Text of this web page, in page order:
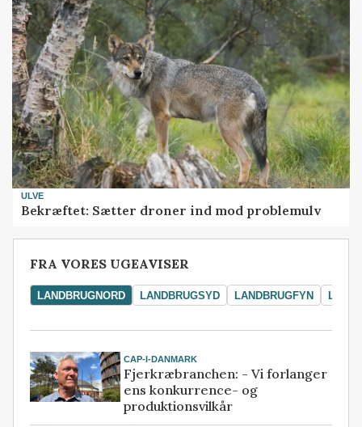
ULVE
Bekræftet: Sætter droner ind mod problemulv
FRA VORES UGEAVISER
LANDBRUGNORD LANDBRUGSYD LANDBRUGFYN
CAP-I-DANMARK
Fjerkræbranchen: - Vi forlanger
ens konkurrence- og
produktionsvilkår